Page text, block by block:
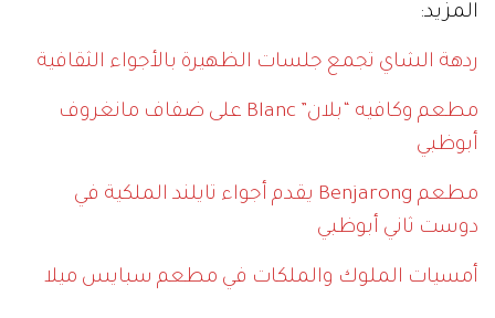
المزيد:
ردهة الشاي تجمع جلسات الظهيرة بالأجواء الثقافية
مطعم وكافيه “بلان” Blanc على ضفاف مانغروف
أبوظبي
مطعم Benjarong يقدم أجواء تايلند الملكية في
دوست ثاني أبوظبي
أمسيات الملوك والملكات في مطعم سبايس ميلا